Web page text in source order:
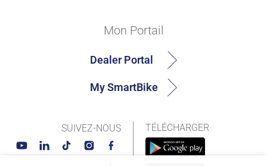
TÉLÉCHARGER
Mon Portail
Dealer Portal
My SmartBike
SUIVEZ-NOUS